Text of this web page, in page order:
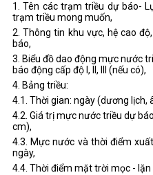
1. Tên các trạm triều dự báo-
trạm triều mong muốn,
2. Thông tin khu vực, hệ cao
báo,
3. Biểu đồ dao động mực nước
báo động cấp độ I, II, III (nếu có),
4. Bảng triều:
4.1. Thời gian: ngày (dương lịch,
4.2. Giá trị mực nước triều dự
cm),
4.3. Mực nước và thời điểm
ngày,
4.4. Thời điểm mặt trời mọc - lặn